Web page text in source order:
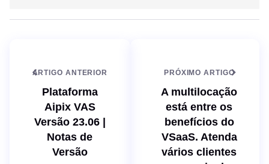
ARTIGO ANTERIOR
Plataforma
Aipix VAS
Versão 23.06 |
Notas de
Versão
PRÓXIMO ARTIGO
A multilocação
está entre os
benefícios do
VSaaS. Atenda
vários clientes